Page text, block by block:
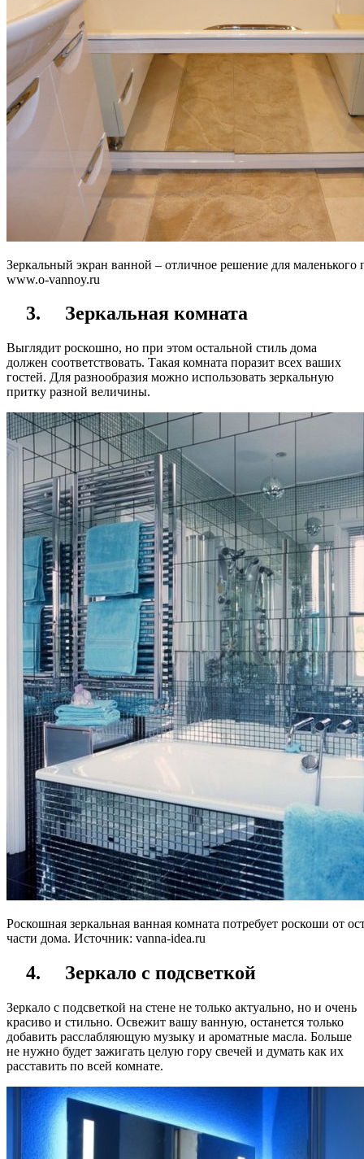
Зеркальный экран ванной – отличное решение для
www.o-vannoy.ru
3. Зеркальная комната
Выглядит роскошно, но при этом остальной стиль дома
должен соответствовать. Такая комната поразит всех ваших
гостей. Для разнообразия можно использовать зеркальную
притку разной величины.
Роскошная зеркальная ванная комната потребует роскоши от
части дома. Источник: vanna-idea.ru
4. Зеркало с подсветкой
Зеркало с подсветкой на стене не только актуально, но и очень
красиво и стильно. Освежит вашу ванную, останется только
добавить расслабляющую музыку и ароматные масла. Больше
не нужно будет зажигать целую гору свечей и думать как их
расставить по всей комнате.